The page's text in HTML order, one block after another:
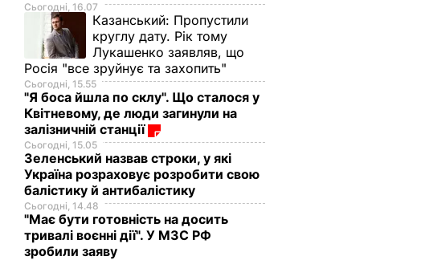
Сьогодні, 16.07
Казанський: Пропустили
круглу дату. Рік тому
Лукашенко заявляв, що
Росія "все зруйнує та захопить"
Сьогодні, 15.55
"Я боса йшла по склу". Що сталося у
Квітневому, де люди загинули на
залізничній станції
Сьогодні, 15.05
Зеленський назвав строки, у які
Україна розраховує розробити свою
балістику й антибалістику
Сьогодні, 14.48
"Має бути готовність на досить
тривалі воєнні дії". У МЗС РФ
зробили заяву